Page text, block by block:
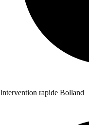
Intervention rapide Bolland